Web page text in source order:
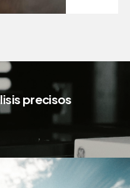
precisos